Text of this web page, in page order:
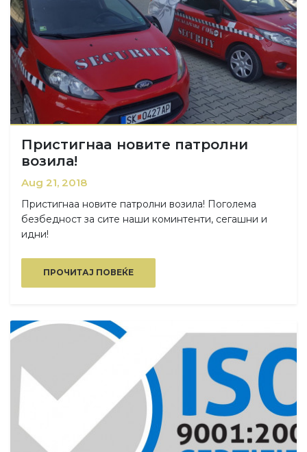
Пристигнаa новите патролни
возила!
Aug 21, 2018
Пристигнаa новите патролни возила! Поголема
безбедност за сите наши коминтенти, сегашни и
идни!
ПРОЧИТАЈ ПОВЕЌЕ